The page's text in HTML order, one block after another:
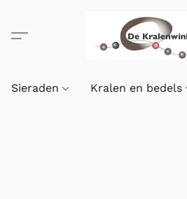
Sieraden Kralen en bedels